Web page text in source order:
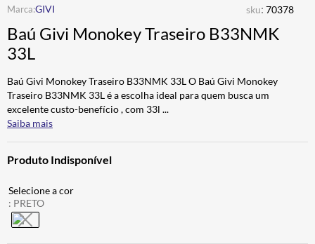
GIVI sku: 70378
Baú Givi Monokey Traseiro B33NMK
33L
Baú Givi Monokey Traseiro B33NMK 33L O Baú Givi Monokey
Traseiro B33NMK 33L é a escolha ideal para quem busca um
excelente custo-benefício , com 33l ...
Saiba mais
Produto Indisponível
: PRETO
4º ÓCULOS SOLAR
5º LUVA
6º
7º ALPINESTAR
8º AIROH
9º CALÇA
10º BOTAS